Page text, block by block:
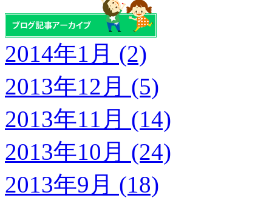
2014年1月 (2)
2013年12月 (5)
2013年11月 (14)
2013年10月 (24)
2013年9月 (18)